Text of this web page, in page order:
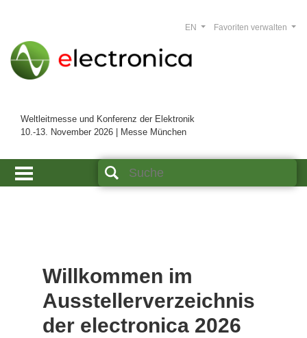
Weltleitmesse und Konferenz der Elektronik
10.-13. November 2026 | Messe München
Favoriten verwalten
EN
Willkommen im
Ausstellerverzeichnis
der electronica 2026